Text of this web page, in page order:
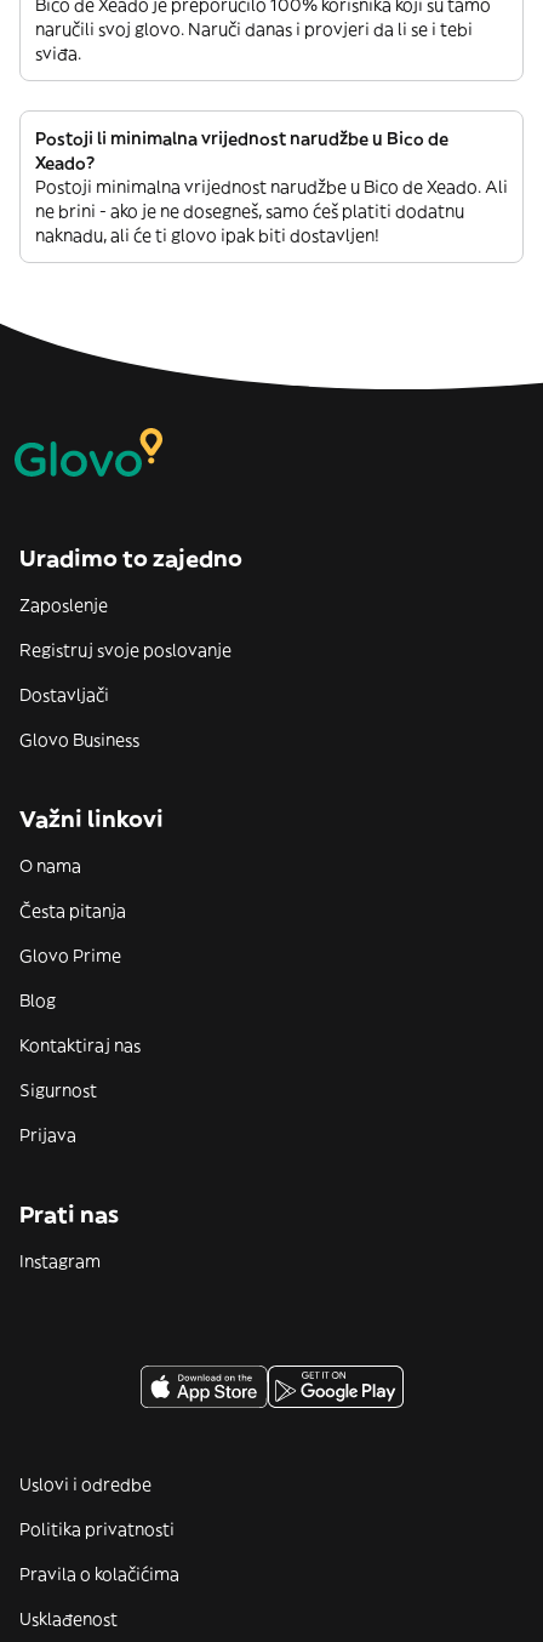
Bico de Xeado je preporučilo 100% korisnika koji su tamo
naručili svoj glovo. Naruči danas i provjeri da li se i tebi
sviđa.
Postoji li minimalna vrijednost narudžbe u Bico de
Xeado?
Postoji minimalna vrijednost narudžbe u Bico de Xeado. Ali
ne brini - ako je ne dosegneš, samo ćeš platiti dodatnu
naknadu, ali će ti glovo ipak biti dostavljen!
Uradimo to zajedno
Zaposlenje
Registruj svoje poslovanje
Dostavljači
Glovo Business
Važni linkovi
O nama
Česta pitanja
Glovo Prime
Blog
Kontaktiraj nas
Sigurnost
Prijava
Prati nas
Instagram
Uslovi i odredbe
Politika privatnosti
Pravila o kolačićima
Usklađenost